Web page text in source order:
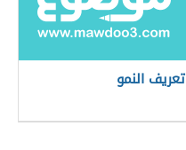
تعريف النمو